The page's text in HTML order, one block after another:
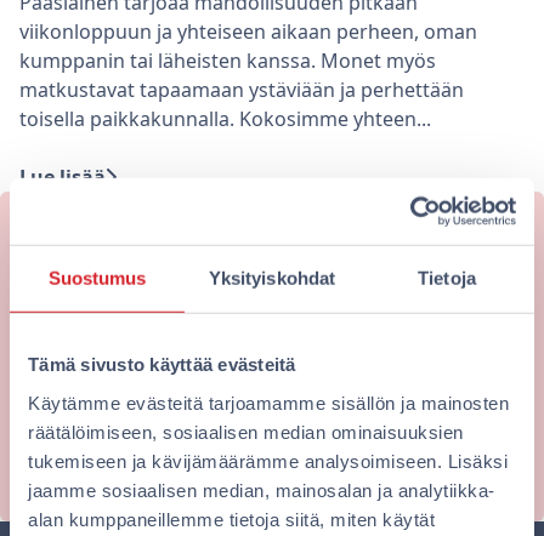
Suostumus Yksityiskohdat Tietoja
Tämä sivusto käyttää evästeitä
Käytämme evästeitä tarjoamamme sisällön ja mainosten
räätälöimiseen, sosiaalisen median ominaisuuksien
tukemiseen ja kävijämäärämme analysoimiseen. Lisäksi
jaamme sosiaalisen median, mainosalan ja analytiikka-
alan kumppaneillemme tietoja siitä, miten käytät
viikonloppuun ja yhteiseen aikaan perheen, oman
kumppanin tai läheisten kanssa. Monet myös
matkustavat tapaamaan ystäviään ja perhettään
toisella paikkakunnalla. Kokosimme yhteen...
Lue lisää
Haluatko majoittua edullisesti
kaupungin keskustassa?
hintaan. Varaa nyt!
Varaa nyt